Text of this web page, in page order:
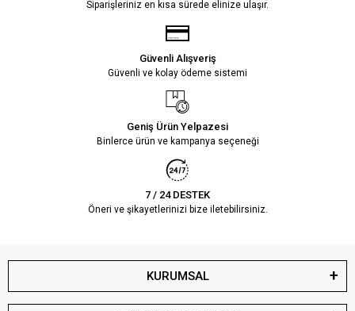
Siparişleriniz en kısa sürede elinize ulaşır.
Güvenli Alışveriş
Güvenli ve kolay ödeme sistemi
Geniş Ürün Yelpazesi
Binlerce ürün ve kampanya seçeneği
7 / 24 DESTEK
Öneri ve şikayetlerinizi bize iletebilirsiniz.
KURUMSAL